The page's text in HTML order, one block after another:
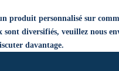
produit personnalisé sur
sont diversifiés, veuillez nous
davantage.